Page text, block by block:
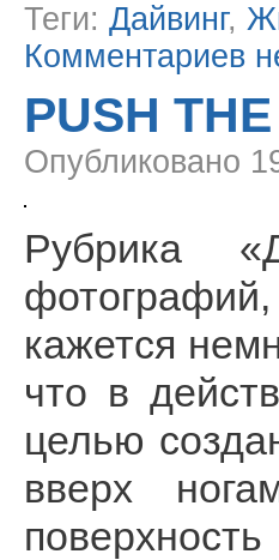
Теги: Дайвинг,
Комментариев
PUSH
Опубликовано
Рубрика
кажется
что в
целью
вверх